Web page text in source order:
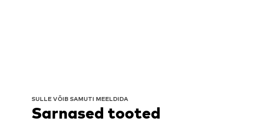
SULLE VÕIB SAMUTI MEELDIDA
Sarnased tooted